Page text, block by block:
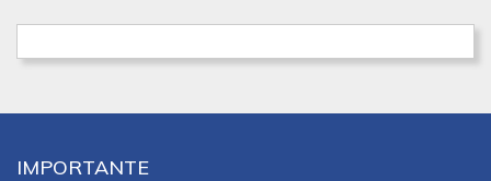
IMPORTANTE